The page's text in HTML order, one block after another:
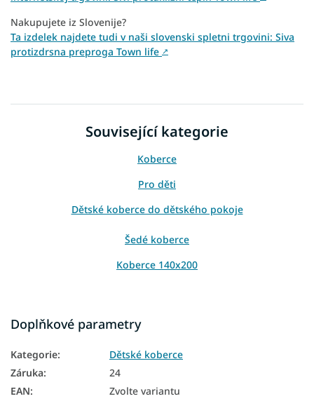
Nakupujete iz Slovenije?
Ta izdelek najdete tudi v naši slovenski spletni trgovini: Siva
protizdrsna preproga Town life ↗
Související kategorie
Koberce
Pro děti
Dětské koberce do dětského pokoje
Šedé koberce
Koberce 140x200
Doplňkové parametry
Kategorie:
Dětské koberce
Záruka:
24
EAN:
Zvolte variantu